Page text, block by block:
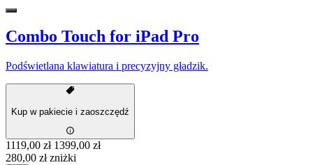
Combo Touch for iPad Pro
Podświetlana klawiatura i precyzyjny gładzik.
Kup w pakiecie i zaoszczędź
1119,00 zł 1399,00 zł
280,00 zł zniżki